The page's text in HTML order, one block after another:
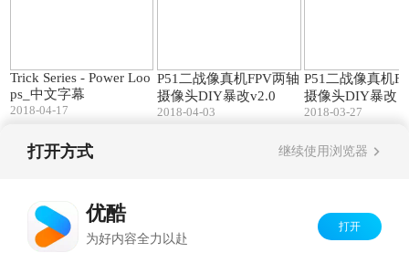
Trick Series - Power Loo
ps_中文字幕
2018-04-17
P51二战像真机FPV两轴
摄像头DIY暴改v2.0
2018-04-03
P51二战像真机
摄像头DIY暴改
2018-03-27
打开方式 继续使用浏览器
优酷
为好内容全力以赴
打开